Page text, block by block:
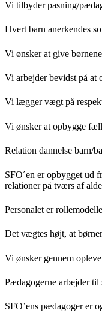
Vi tilbyder pasning/
Hvert barn anerkendes
Vi ønsker at give
Vi arbejder bevidst på at
Vi lægger vægt på
Vi ønsker at opbygge
Relation dannelse barn/
SFO´en er opbygget ud
relationer på tværs af
Personalet er
Det vægtes højt, at
Vi ønsker gennem
Pædagogerne arbejder
SFO’ens pædagoger er